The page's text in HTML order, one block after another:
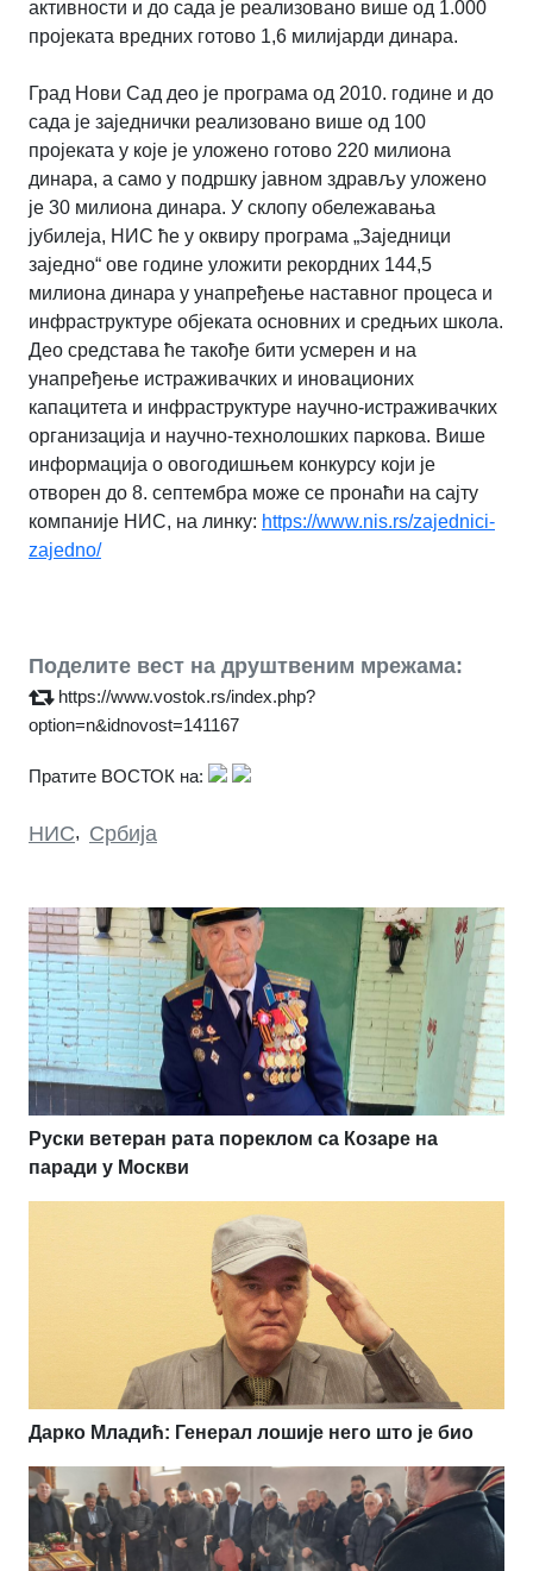
активности и до сада је реализовано више од 1.000
пројеката вредних готово 1,6 милијарди динара.
Град Нови Сад део је програма од 2010. године и до
сада је заједнички реализовано више од 100
пројеката у које је уложено готово 220 милиона
динара, а само у подршку јавном здрављу уложено
је 30 милиона динара. У склопу обележавања
јубилеја, НИС ће у оквиру програма „Заједници
заједно“ ове године уложити рекордних 144,5
милиона динара у унапређење наставног процеса и
инфраструктуре објеката основних и средњих школа.
Део средстава ће такође бити усмерен и на
унапређење истраживачких и иновационих
капацитета и инфраструктуре научно-истраживачких
организација и научно-технолошких паркова. Више
информација о овогодишњем конкурсу који је
отворен до 8. септембра може се пронаћи на сајту
компаније НИС, на линку: https://www.nis.rs/zajednici-
zajedno/
Поделите вест на друштвеним мрежама:
https://www.vostok.rs/index.php?
option=n&idnovost=141167
Пратите ВОСТОК на:
НИС, Србија
Руски ветеран рата пореклом са Козаре на
паради у Москви
Дарко Младић: Генерал лошије него што је био